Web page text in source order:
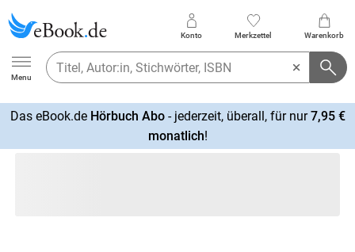
Ebook.de
Menu
Konto Merkzettel Warenkorb
Das eBook.de Hörbuch Abo- jederzeit, überall, für nur7,95 €
monatlich!